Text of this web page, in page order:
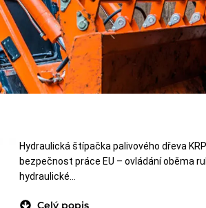
Hydraulická štípačka palivového dřeva
bezpečnost práce EU – ovládání oběma
hydraulické…
Celý popis